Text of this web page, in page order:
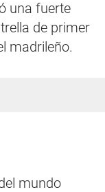
una fuerte
de primer
madrileño.
mundo